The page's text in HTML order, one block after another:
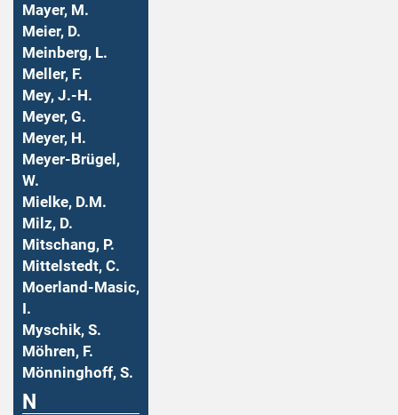
Mayer, M.
Meier, D.
Meinberg, L.
Meller, F.
Mey, J.-H.
Meyer, G.
Meyer, H.
Meyer-Brügel,
W.
Mielke, D.M.
Milz, D.
Mitschang, P.
Mittelstedt, C.
Moerland-Masic,
I.
Myschik, S.
Möhren, F.
Mönninghoff, S.
N